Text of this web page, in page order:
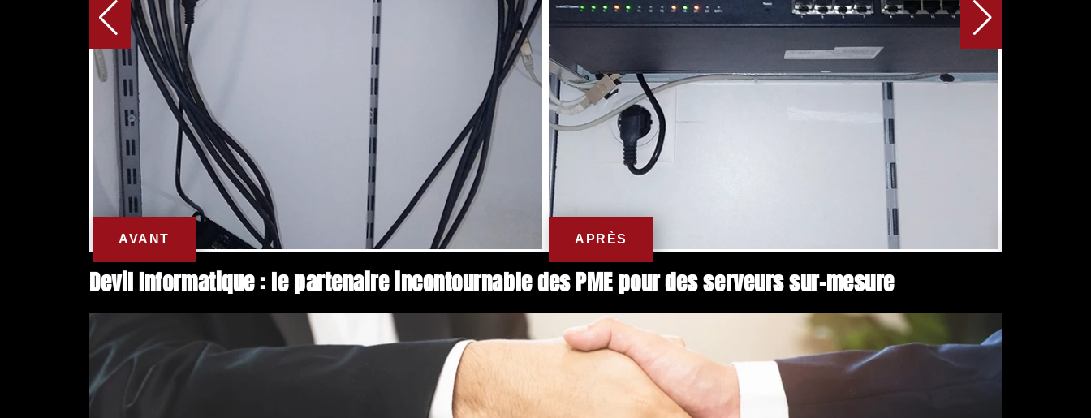
Devil Informatique : le partenaire incontournable des PME pour des serveurs sur-mesure